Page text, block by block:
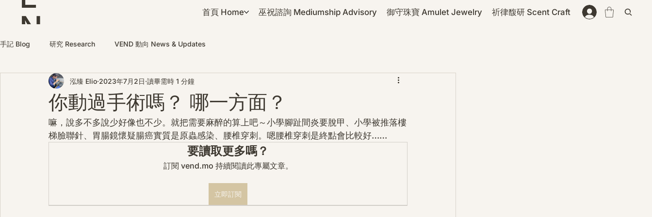
N
D
首頁 Home 巫祝諮詢 Mediumship Advisory 御守珠寶 Amulet Jewelry 祈律馥研 Scent Craft
手記 Blog 研究 Research VEND 動向 News & Updates
你動過手術嗎？ 哪一方面？
泓臻 Elio 2023年7月2日 讀畢需時 1 分鐘
嘛，說多不多說少好像也不少。就把需要麻醉的算上吧～小學腳趾間炎要脫甲、小學被推落樓
梯臉聯針、胃腸鏡懷疑腸癌實質是原蟲感染、腰椎穿刺。嗯腰椎穿刺是終點會比較好……
要讀取更多嗎？
訂閱 vend.mo 持續閱讀此專屬文章。
立即訂閱